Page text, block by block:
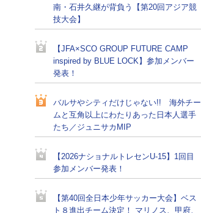
南・石井久継が背負う【第20回アジア競
技大会】
【JFA×SCO GROUP FUTURE CAMP
inspired by BLUE LOCK】参加メンバー
発表！
バルサやシティだけじゃない!! 海外チー
ムと互角以上にわたりあった日本人選手
たち／ジュニサカMIP
【2026ナショナルトレセンU-15】1回目
参加メンバー発表！
【第40回全日本少年サッカー大会】ベス
ト８進出チーム決定！ マリノス、甲府、